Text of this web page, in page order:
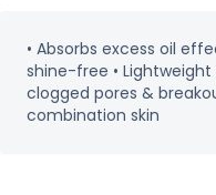
• Absorbs excess oil
shine-free •
clogged pores &
combination skin